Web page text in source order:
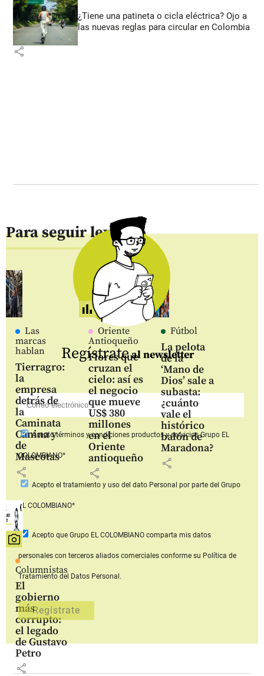
¿Tiene una patineta o cicla eléctrica? Ojo a
las nuevas reglas para circular en Colombia
share
Para seguir leyendo
Las
marcas
hablan
Tierragro:
la
empresa
detrás de
la
Caminata
Canina y
de
Mascotas
share
Oriente
Antioqueño
Flores que
cruzan el
cielo: así es
el negocio
que mueve
US$ 380
millones
en el
Oriente
antioqueño
share
Fútbol
La pelota
de la
‘Mano de
Dios’ sale a
subasta:
¿cuánto
vale el
histórico
balón de
Maradona?
share
Columnistas
El
gobierno
más
corrupto:
el legado
de Gustavo
Petro
share
Regístrateal newsletter
Aceptotérminos y condiciones productos y serviciosGrupo EL
COLOMBIANO*
Acepto el tratamiento y uso del dato Personal por parte del Grupo
EL COLOMBIANO*
Acepto que Grupo EL COLOMBIANOcomparta mis datos
personales con terceros aliados comerciales conforme su Política de
Tratamiento del Datos Personal.